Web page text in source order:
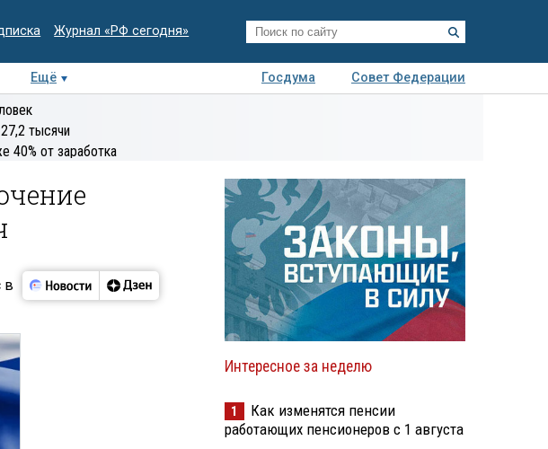
Журнал «РФ сегодня»
Ещё Госдума
Совет Федерации
тысячи
40% от заработка
в
Интересное за неделю
1
Как изменятся пенсии
работающих пенсионеров с 1 августа